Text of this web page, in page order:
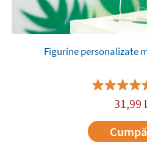
Figurine personalizate
31,99